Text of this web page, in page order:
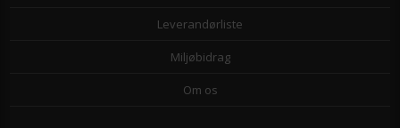
Leverandørliste
Miljøbidrag
Om os